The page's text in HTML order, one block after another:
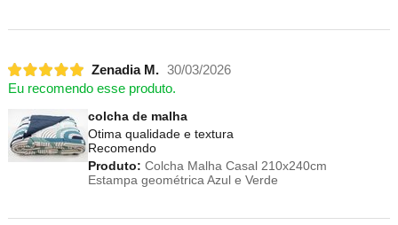
Zenadia M. 30/03/2026
Eu recomendo esse produto.
colcha de malha
Otima qualidade e textura
Recomendo
Produto: Colcha Malha Casal 210x240cm
Estampa geométrica Azul e Verde